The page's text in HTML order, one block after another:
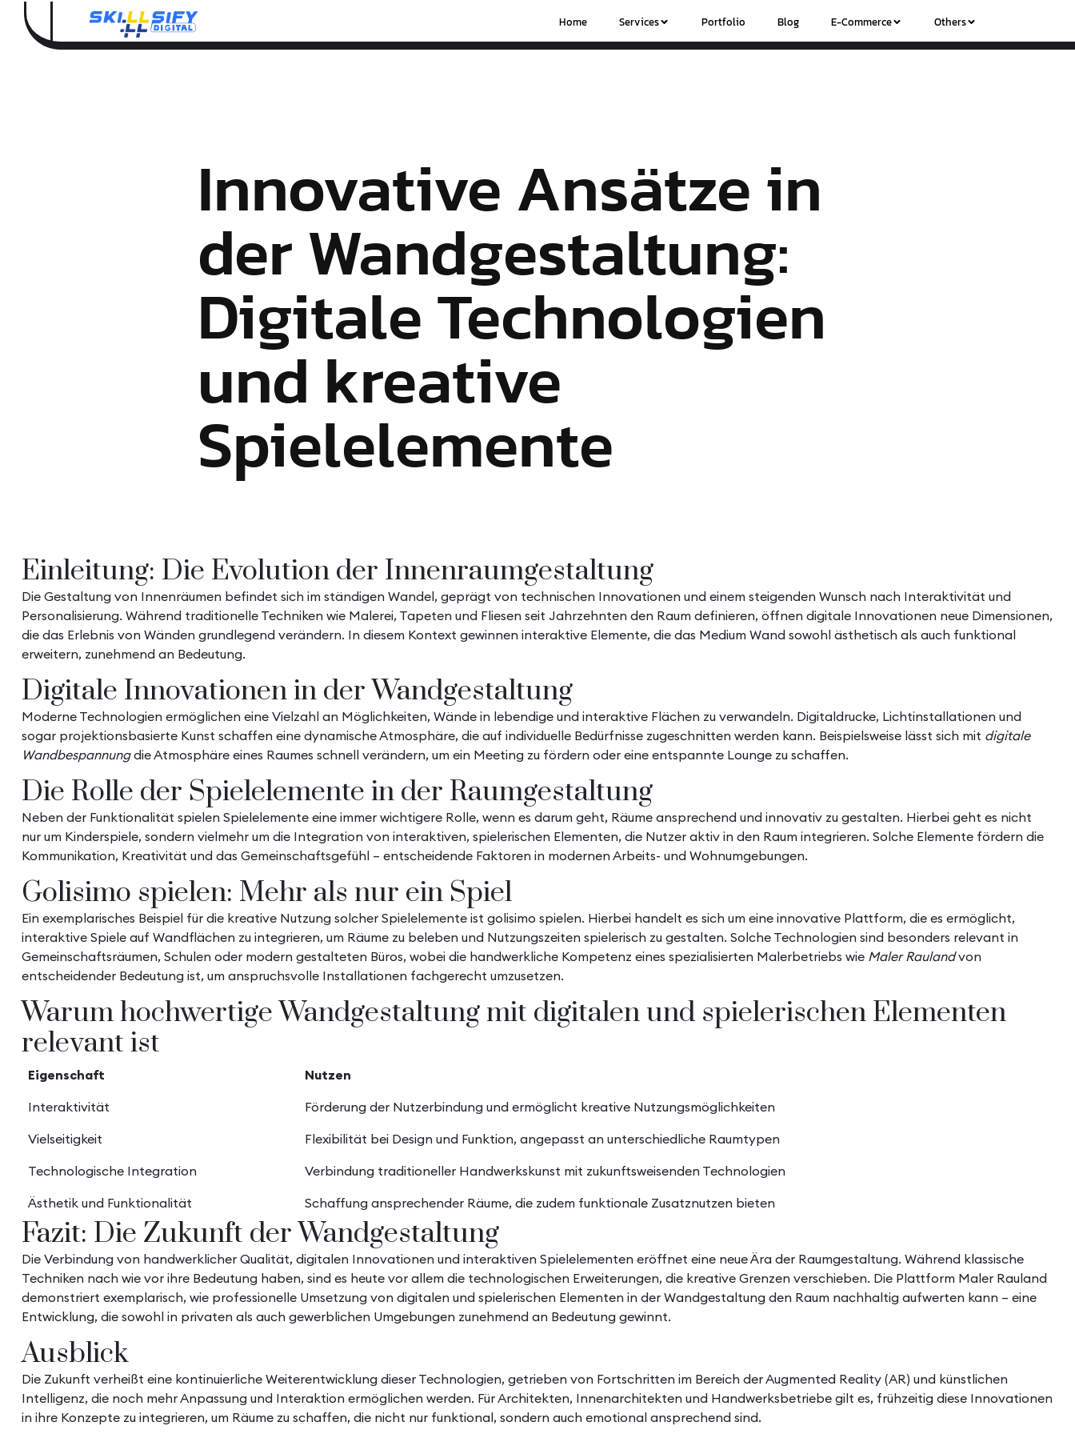
Home Services Portfolio Blog E-Commerce Others
Innovative Ansätze in
der Wandgestaltung:
Digitale Technologien
und kreative
Spielelemente
Einleitung: Die Evolution der Innenraumgestaltung
Die Gestaltung von Innenräumen befindet sich im ständigen Wandel, geprägt von technischen Innovationen und einem steigenden Wunsch nach Interaktivität und
Personalisierung. Während traditionelle Techniken wie Malerei, Tapeten und Fliesen seit Jahrzehnten den Raum definieren, öffnen digitale Innovationen neue Dimensionen,
die das Erlebnis von Wänden grundlegend verändern. In diesem Kontext gewinnen interaktive Elemente, die das Medium Wand sowohl ästhetisch als auch funktional
erweitern, zunehmend an Bedeutung.
Digitale Innovationen in der Wandgestaltung
Moderne Technologien ermöglichen eine Vielzahl an Möglichkeiten, Wände in lebendige und interaktive Flächen zu verwandeln. Digitaldrucke, Lichtinstallationen und
sogar projektionsbasierte Kunst schaffen eine dynamische Atmosphäre, die auf individuelle Bedürfnisse zugeschnitten werden kann. Beispielsweise lässt sich mit digitale
Wandbespannungdie Atmosphäre eines Raumes schnell verändern, um ein Meeting zu fördern oder eine entspannte Lounge zu schaffen.
Die Rolle der Spielelemente in der Raumgestaltung
Neben der Funktionalität spielen Spielelemente eine immer wichtigere Rolle, wenn es darum geht, Räume ansprechend und innovativ zu gestalten. Hierbei geht es nicht
nur um Kinderspiele, sondern vielmehr um die Integration von interaktiven, spielerischen Elementen, die Nutzer aktiv in den Raum integrieren. Solche Elemente fördern die
Kommunikation, Kreativität und das Gemeinschaftsgefühl – entscheidende Faktoren in modernen Arbeits- und Wohnumgebungen.
Golisimo spielen: Mehr als nur ein Spiel
Ein exemplarisches Beispiel für die kreative Nutzung solcher Spielelemente ist golisimo spielen. Hierbei handelt es sich um eine innovative Plattform, die es ermöglicht,
interaktive Spiele auf Wandflächen zu integrieren, um Räume zu beleben und Nutzungszeiten spielerisch zu gestalten. Solche Technologien sind besonders relevant in
Gemeinschaftsräumen, Schulen oder modern gestalteten Büros, wobei die handwerkliche Kompetenz eines spezialisierten Malerbetriebs wie Maler Raulandvon
entscheidender Bedeutung ist, um anspruchsvolle Installationen fachgerecht umzusetzen.
Warum hochwertige Wandgestaltung mit digitalen und spielerischen Elementen
relevant ist
Eigenschaft
Nutzen
Interaktivität
Förderung der Nutzerbindung und ermöglicht kreative Nutzungsmöglichkeiten
Vielseitigkeit
Flexibilität bei Design und Funktion, angepasst an unterschiedliche Raumtypen
Technologische Integration
Verbindung traditioneller Handwerkskunst mit zukunftsweisenden Technologien
Ästhetik und Funktionalität
Schaffung ansprechender Räume, die zudem funktionale Zusatznutzen bieten
Fazit: Die Zukunft der Wandgestaltung
Die Verbindung von handwerklicher Qualität, digitalen Innovationen und interaktiven Spielelementen eröffnet eine neue Ära der Raumgestaltung. Während klassische
Techniken nach wie vor ihre Bedeutung haben, sind es heute vor allem die technologischen Erweiterungen, die kreative Grenzen verschieben. Die Plattform Maler Rauland
demonstriert exemplarisch, wie professionelle Umsetzung von digitalen und spielerischen Elementen in der Wandgestaltung den Raum nachhaltig aufwerten kann – eine
Entwicklung, die sowohl in privaten als auch gewerblichen Umgebungen zunehmend an Bedeutung gewinnt.
Ausblick
Die Zukunft verheißt eine kontinuierliche Weiterentwicklung dieser Technologien, getrieben von Fortschritten im Bereich der Augmented Reality (AR) und künstlichen
Intelligenz, die noch mehr Anpassung und Interaktion ermöglichen werden. Für Architekten, Innenarchitekten und Handwerksbetriebe gilt es, frühzeitig diese Innovationen
in ihre Konzepte zu integrieren, um Räume zu schaffen, die nicht nur funktional, sondern auch emotional ansprechend sind.